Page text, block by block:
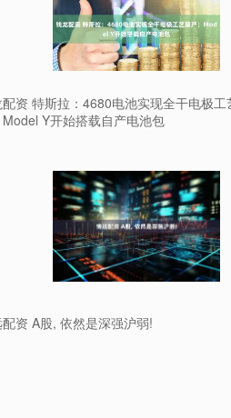
资 特斯拉：4680电池实现全干电极工
Y开始搭载自产电池包
资 A股, 依然是深强沪弱!